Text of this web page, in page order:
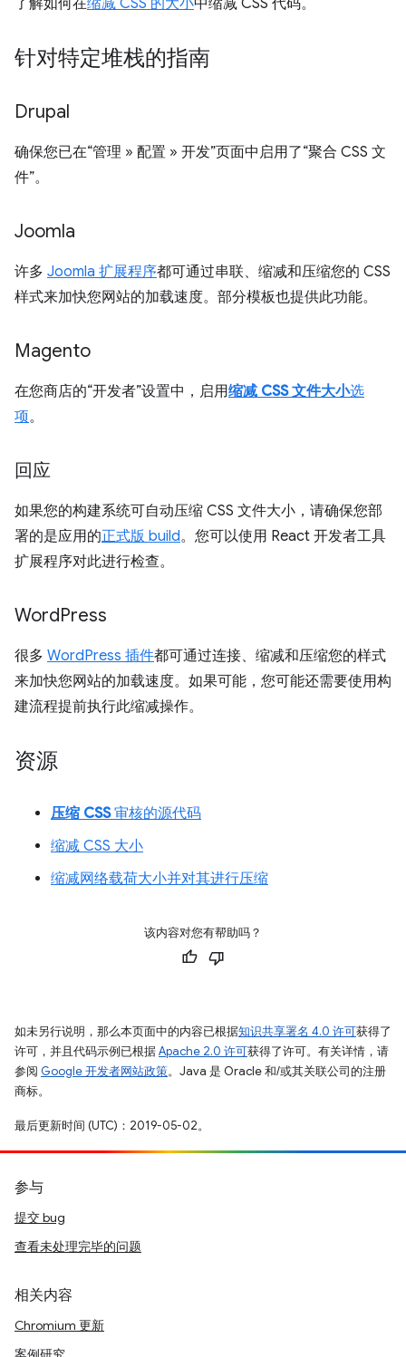
了解如何在缩减 CSS 的大小中缩减 CSS 代码。
针对特定堆栈的指南
Drupal
确保您已在“管理 » 配置 » 开发”页面中启用了“聚合 CSS 文
件”。
Joomla
许多 Joomla 扩展程序都可通过串联、缩减和压缩您的 CSS
样式来加快您网站的加载速度。部分模板也提供此功能。
Magento
在您商店的“开发者”设置中，启用缩减 CSS 文件大小选
项。
回应
如果您的构建系统可自动压缩 CSS 文件大小，请确保您部
署的是应用的正式版 build。您可以使用 React 开发者工具
扩展程序对此进行检查。
WordPress
很多 WordPress 插件都可通过连接、缩减和压缩您的样式
来加快您网站的加载速度。如果可能，您可能还需要使用构
建流程提前执行此缩减操作。
资源
压缩 CSS审核的源代码
缩减 CSS 大小
缩减网络载荷大小并对其进行压缩
该内容对您有帮助吗？
如未另行说明，那么本页面中的内容已根据知识共享署名 4.0 许可获得了
许可，并且代码示例已根据Apache 2.0 许可获得了许可。有关详情，请
参阅 Google 开发者网站政策。Java 是 Oracle 和/或其关联公司的注册
商标。
最后更新时间 (UTC)：2019-05-02。
参与
提交 bug
查看未处理完毕的问题
相关内容
Chromium 更新